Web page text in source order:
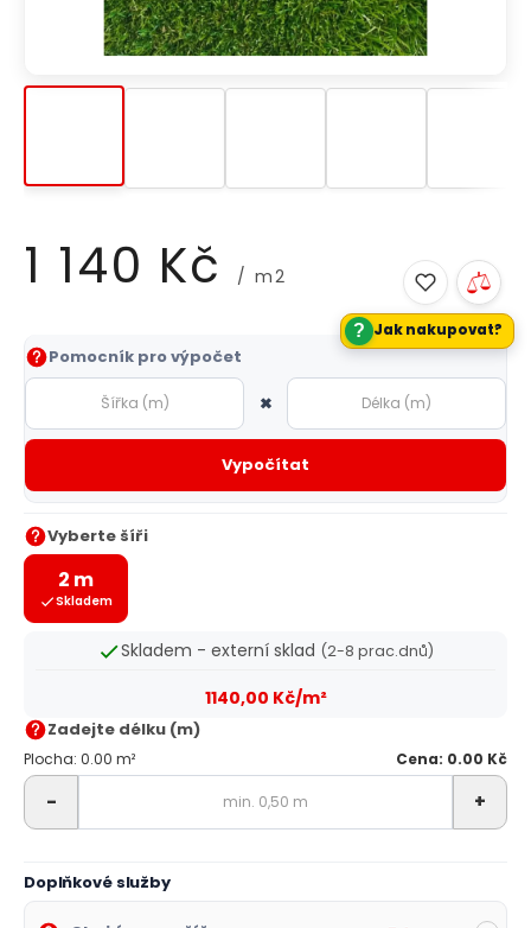
1 140 Kč / m2
Měrná
cena:
Pomocník pro výpočet
×
Vypočítat
Vyberte šíři
2 m
Skladem
Zadejte délku (m)
Plocha: 0.00 m² Cena: 0.00 Kč
- +
Skladem - externí sklad (2-8 prac.dnů)
1140,00 Kč/m²
Doplňkové služby
? Jak nakupovat?